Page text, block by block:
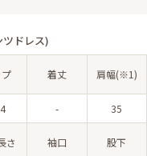
ドレス)
着丈 肩幅(※1)
- 35
さ 袖口 股下